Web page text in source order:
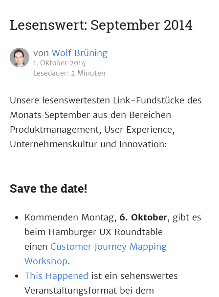
Lesenswert: September 2014
von Wolf Brüning
1. Oktober 2014
Lesedauer: 2 Minuten
Unsere lesenswertesten Link-Fundstücke des
Monats September aus den Bereichen
Produktmanagement, User Experience,
Unternehmenskultur und Innovation:
Save the date!
Kommenden Montag, 6. Oktober, gibt es
beim Hamburger UX Roundtable
einen Customer Journey Mapping
Workshop.
This Happened ist ein sehenswertes
Veranstaltungsformat bei dem